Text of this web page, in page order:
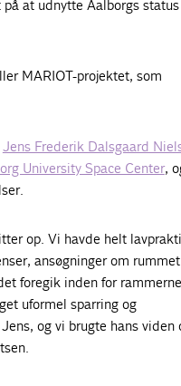
at udnytte Aalborgs
MARIOT-projektet, som
Jens Frederik Dalsgaard
University Space Center,
op. Vi havde helt
ansøgninger om
foregik inden for
uformel sparring og
og vi brugte hans viden